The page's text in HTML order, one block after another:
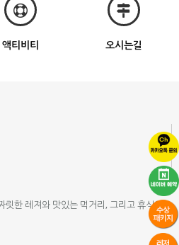
액티비티 오시는길
한 레져와 맛있는 먹거리, 그리고 휴식이